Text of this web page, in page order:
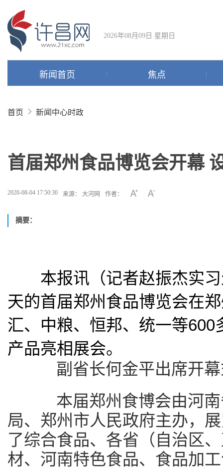
2026年08月09日 星期日
新闻首页 焦点
首页 新闻中心时政
首届郑州食品博览会开幕
2020-08-04 17:50:30 来源： 大河网 作者：
摘要：
本报讯（记者赵振杰实习
天的首届郑州食品博览会在
汇、中粮、恒邦、统一等
产品亮相展会。
副省长何金平出席开幕
本届郑州食博会由河南
局、郑州市人民政府主办，
了综合食品、各省（自治区
材、河南特色食品、食品加